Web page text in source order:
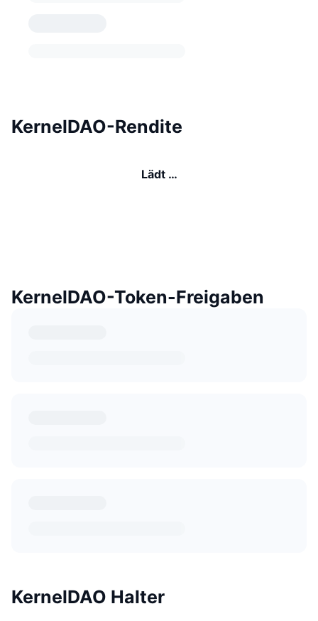
KernelDAO-Rendite
Lädt …
KernelDAO-Token-Freigaben
KernelDAO Halter